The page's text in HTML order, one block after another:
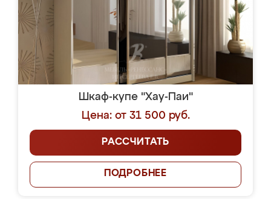
Шкаф-купе "Хау-Паи"
Цена: от 31 500 руб.
РАССЧИТАТЬ
ПОДРОБНЕЕ